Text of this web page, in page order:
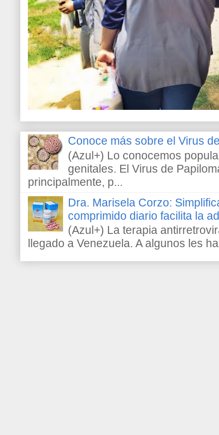
Conoce más sobre el Virus
(Azul+) Lo conocemos
genitales. El Virus de
principalmente, p...
Dra. Marisela Corzo:
comprimido diario facilita la
(Azul+) La terapia
llegado a Venezuela. A algunos les